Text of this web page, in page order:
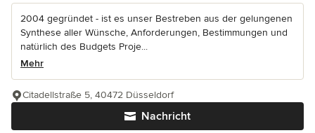
2004 gegründet - ist es unser Bestreben aus der gelungenen
Synthese aller Wünsche, Anforderungen, Bestimmungen und
natürlich des Budgets Proje...
Mehr
Nachricht
Citadellstraße 5, 40472 Düsseldorf